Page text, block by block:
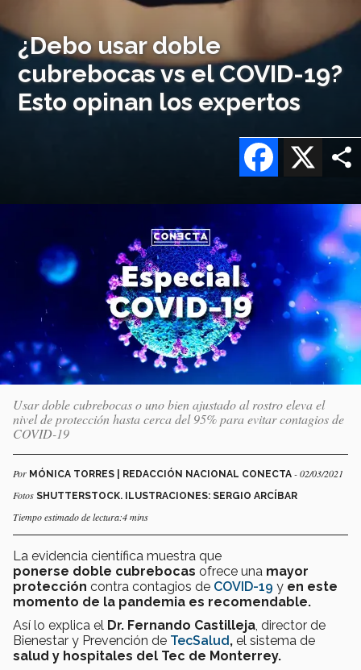
¿Debo usar doble
cubrebocas vs el COVID-19?
Esto opinan los expertos
X
Facebook
Usar doble cubrebocas o uno bien ajustado al rostro eleva el
nivel de protección hasta cerca del 95% para evitar contagios de
COVID-19
Por MÓNICA TORRES | REDACCIÓN NACIONAL CONECTA - 02/03/2021
Fotos SHUTTERSTOCK. ILUSTRACIONES: SERGIO ARCÍBAR
Tiempo estimado de lectura:4 mins
La evidencia científica muestra que
ponerse doble cubrebocas ofrece una mayor
protección contra contagios de COVID-19 y en este
momento de la pandemia es recomendable.
Así lo explica el Dr. Fernando Castilleja , director de
Bienestar y Prevención de TecSalud, el sistema de
salud y hospitales del Tec de Monterrey.